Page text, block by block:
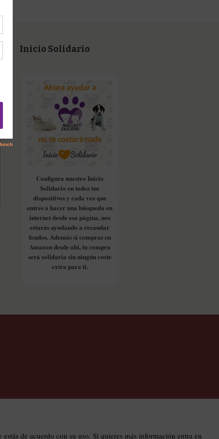
Inicio Solidario
Configura nuestro Inicio
Solidario en todos tus
dispositivos y cada vez que
entres a hacer una búsqueda en
internet desde esa página, nos
estarás ayudando a recaudar
fondos. Además si compras en
Amazon desde ahí, tu compra
será solidaria sin ningún coste
extra para ti.
estás de acuerdo con su uso. Si quieres más información entra en